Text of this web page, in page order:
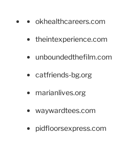
okhealthcareers.com
theintexperience.com
unboundedthefilm.com
catfriends-bg.org
marianlives.org
waywardtees.com
pidfloorsexpress.com